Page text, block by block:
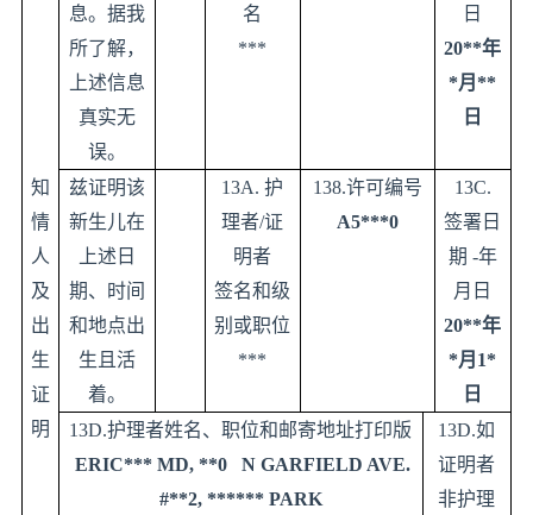
知
情
人
及
出
生
证
明
息。据我
所了解，
上述信息
真实无
误。
名
***
日
20**年
*月 **
日
兹证明该
新生儿在
上述日
期、时间
和地点出
生且活
着。
13A.护
理者/证
明者
签名和级
别或职位
***
138.许可编号
A5***0
13C.
签署日
期 -年
月日
20**年
*月 1*
日
13D.护理者姓名、职位和邮寄地址打印版
ERIC*** MD, **0 N GARFIELD AVE.
#**2, ****** PARK
13D.如
证明者
非护理